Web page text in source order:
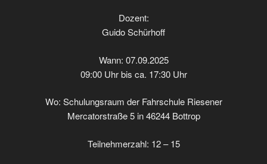
Dozent:
Guido Schürhoff
Wann: 07.09.2025
09:00 Uhr bis ca. 17:30 Uhr
Wo: Schulungsraum der Fahrschule Riesener
Mercatorstraße 5 in 46244 Bottrop
Teilnehmerzahl: 12 – 15